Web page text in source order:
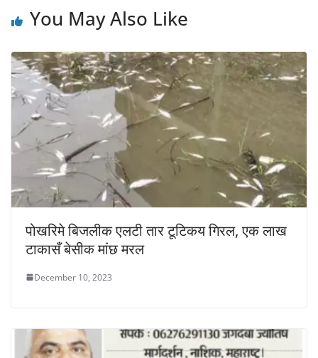
You May Also Like
पोखरिमे बिजलीक एलटी तार टूटिकय गिरल, एक लाख
टाकासँ बेसीक मांछ मरल
December 10, 2023